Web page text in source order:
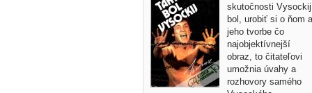
skutočnosti Vysockij
bol, urobiť si o ňom a
jeho tvorbe čo
najobjektívnejší
obraz, to čitateľovi
umožnia úvahy a
rozhovory samého